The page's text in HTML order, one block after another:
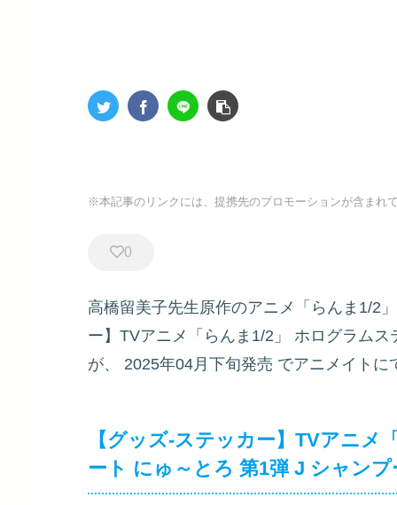
※本記事のリンクには、提携先のプロモーションが含まれ
0
高橋留美子先生原作のアニメ「らんま1/2
ー】TVアニメ「らんま1/2」 ホログラム
が、
2025年04月下旬発売 でアニメイトに
【グッズ-ステッカー】TVアニ
ート にゅ～とろ 第1弾 J シャンプ